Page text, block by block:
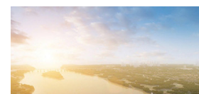
Hà, Mễ Sở và Vân Phúc. 7 cây cầu này
giao thông Thủ đô, vừa thể hiện tầm
cách mạng không gian để định hình
vững Thủ đô trong kỷ nguyên mới.